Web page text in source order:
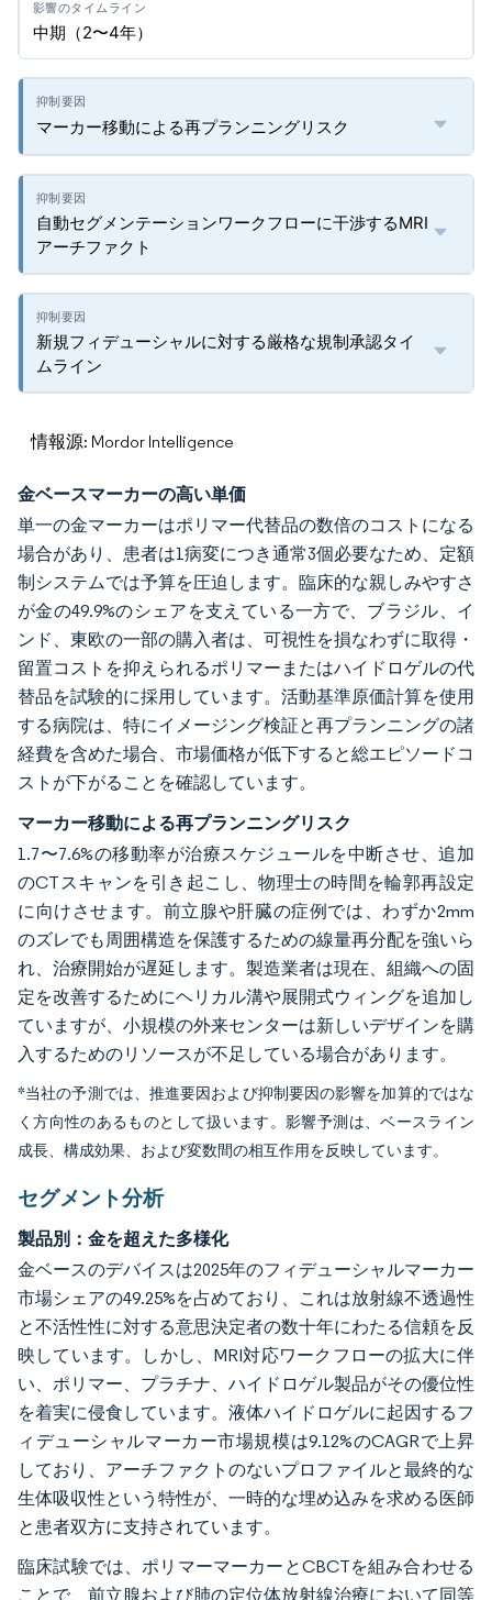
中期（2〜4年）
マーカー移動による再プランニングリスク
自動セグメンテーションワークフローに干渉するMRI
アーチファクト
新規フィデューシャルに対する厳格な規制承認タイ
ムライン
情報源: Mordor Intelligence
金ベースマーカーの高い単価
単一の金マーカーはポリマー代替品の数倍のコストになる
場合があり、患者は1病変につき通常3個必要なため、定額
制システムでは予算を圧迫します。臨床的な親しみやすさ
が金の49.9%のシェアを支えている一方で、ブラジル、イ
ンド、東欧の一部の購入者は、可視性を損なわずに取得・
留置コストを抑えられるポリマーまたはハイドロゲルの代
替品を試験的に採用しています。活動基準原価計算を使用
する病院は、特にイメージング検証と再プランニングの諸
経費を含めた場合、市場価格が低下すると総エピソードコ
ストが下がることを確認しています。
マーカー移動による再プランニングリスク
1.7〜7.6%の移動率が治療スケジュールを中断させ、追加
のCTスキャンを引き起こし、物理士の時間を輪郭再設定
に向けさせます。前立腺や肝臓の症例では、わずか2mm
のズレでも周囲構造を保護するための線量再分配を強いら
れ、治療開始が遅延します。製造業者は現在、組織への固
定を改善するためにヘリカル溝や展開式ウィングを追加し
ていますが、小規模の外来センターは新しいデザインを購
入するためのリソースが不足している場合があります。
*当社の予測では、推進要因および抑制要因の影響を加算的ではな
く方向性のあるものとして扱います。影響予測は、ベースライン
成長、構成効果、および変数間の相互作用を反映しています。
セグメント分析
製品別：金を超えた多様化
金ベースのデバイスは2025年のフィデューシャルマーカー
市場シェアの49.25%を占めており、これは放射線不透過性
と不活性性に対する意思決定者の数十年にわたる信頼を反
映しています。しかし、MRI対応ワークフローの拡大に伴
い、ポリマー、プラチナ、ハイドロゲル製品がその優位性
を着実に侵食しています。液体ハイドロゲルに起因するフ
ィデューシャルマーカー市場規模は9.12%のCAGRで上昇
しており、アーチファクトのないプロファイルと最終的な
生体吸収性という特性が、一時的な埋め込みを求める医師
と患者双方に支持されています。
臨床試験では、ポリマーマーカーとCBCTを組み合わせる
ことで、前立腺および肺の定位体放射線治療において同等